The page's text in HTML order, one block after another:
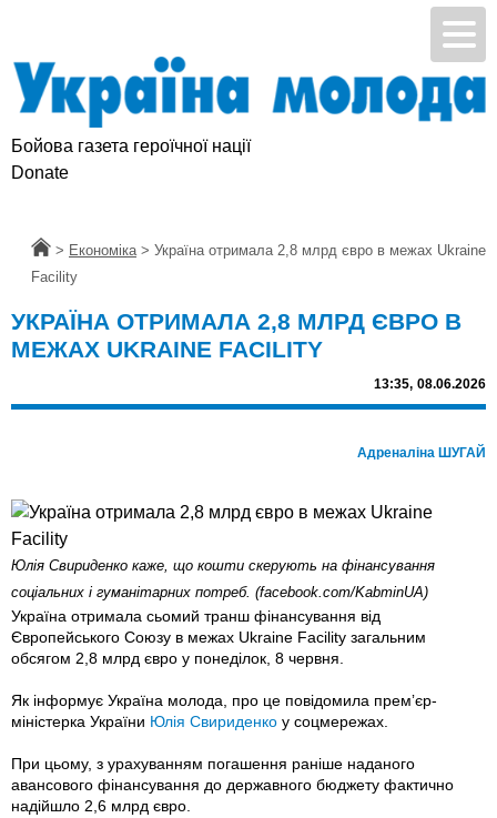
Бойова газета героїчної нації
Donate
Головна
> Економіка > Україна отримала 2,8 млрд євро в межах Ukraine
Facility
УКРАЇНА ОТРИМАЛА 2,8 МЛРД ЄВРО В
МЕЖАХ UKRAINE FACILITY
13:35, 08.06.2026
Адреналіна ШУГАЙ
Юлія Свириденко каже, що кошти скерують на фінансування
соціальних і гуманітарних потреб. (facebook.com/KabminUA)
Україна отримала сьомий транш фінансування від
Європейського Союзу в межах Ukraine Facility загальним
обсягом 2,8 млрд євро у понеділок, 8 червня.
Як інформує Україна молода, про це повідомила премʼєр-
міністерка України Юлія Свириденко у соцмережах.
При цьому, з урахуванням погашення раніше наданого
авансового фінансування до державного бюджету фактично
надійшло 2,6 млрд євро.